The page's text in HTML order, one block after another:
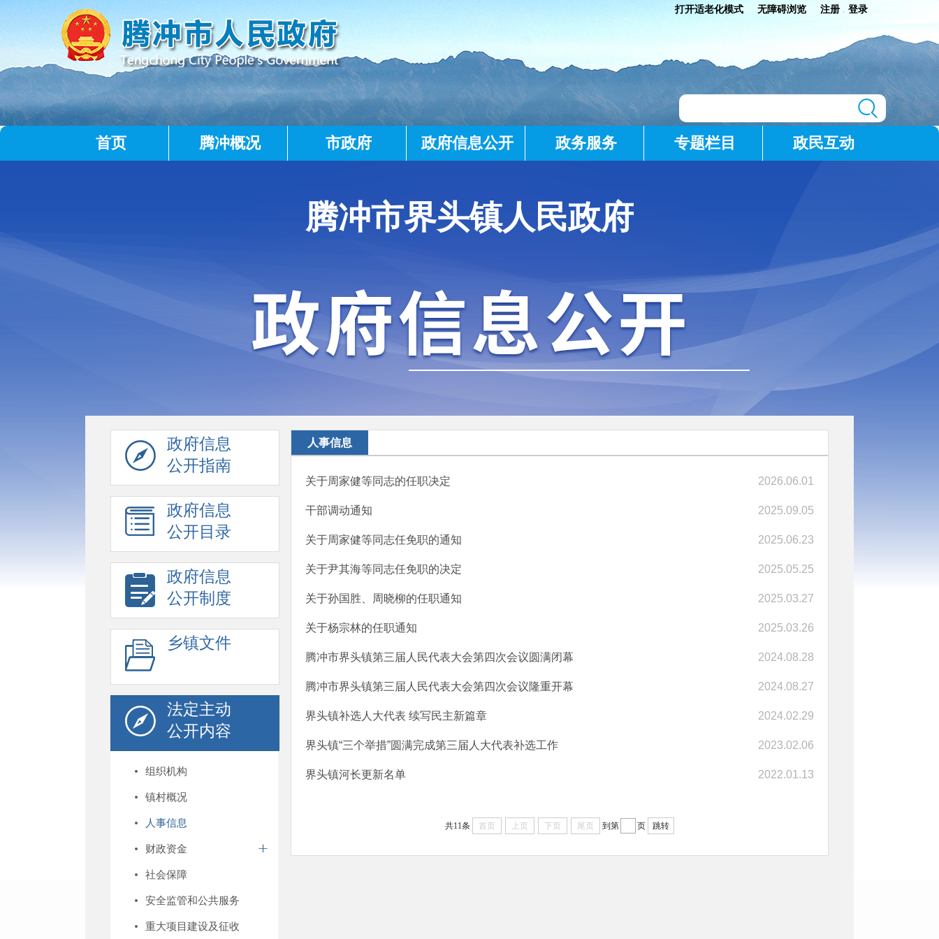
打开适老化模式 无障碍浏览 注册 登录
首页 腾冲概况 市政府 政府信息公开 政务服务 专题栏目 政民互动
腾冲市界头镇人民政府
政府信息
公开指南
政府信息
公开目录
政府信息
公开制度
乡镇文件
法定主动
公开内容
组织机构
镇村概况
人事信息
财政资金
社会保障
安全监管和公共服务
重大项目建设及征收
人事信息
关于周家健等同志的任职决定 2026.06.01
干部调动通知 2025.09.05
关于周家健等同志任免职的通知 2025.06.23
关于尹其海等同志任免职的决定 2025.05.25
关于孙国胜、周晓柳的任职通知 2025.03.27
关于杨宗林的任职通知 2025.03.26
腾冲市界头镇第三届人民代表大会第四次会议圆满闭幕 2024.08.28
腾冲市界头镇第三届人民代表大会第四次会议隆重开幕 2024.08.27
界头镇补选人大代表 续写民主新篇章 2024.02.29
界头镇“三个举措”圆满完成第三届人大代表补选工作 2023.02.06
界头镇河长更新名单 2022.01.13
共11条 首页 上页 下页 尾页 到第 页 跳转